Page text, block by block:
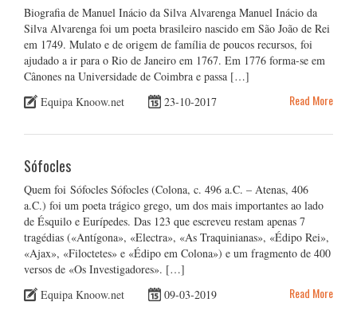
Biografia de Manuel Inácio da Silva Alvarenga Manuel Inácio da
Silva Alvarenga foi um poeta brasileiro nascido em São João de Rei
em 1749. Mulato e de origem de família de poucos recursos, foi
ajudado a ir para o Rio de Janeiro em 1767. Em 1776 forma-se em
Cânones na Universidade de Coimbra e passa […]
Equipa Knoow.net
23-10-2017 Read More
Sófocles
Quem foi Sófocles Sófocles (Colona, c. 496 a.C. – Atenas, 406
a.C.) foi um poeta trágico grego, um dos mais importantes ao lado
de Ésquilo e Eurípedes. Das 123 que escreveu restam apenas 7
tragédias («Antígona», «Electra», «As Traquinianas», «Édipo Rei»,
«Ajax», «Filoctetes» e «Édipo em Colona») e um fragmento de 400
versos de «Os Investigadores». […]
Equipa Knoow.net
09-03-2019 Read More